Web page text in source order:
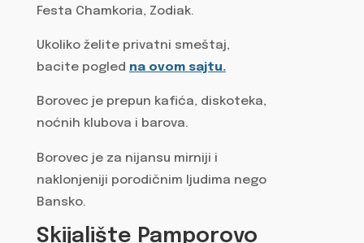
Festa Chamkoria, Zodiak.
Ukoliko želite privatni smeštaj,
bacite pogled na ovom sajtu.
Borovec je prepun kafića, diskoteka,
noćnih klubova i barova.
Borovec je za nijansu mirniji i
naklonjeniji porodičnim ljudima nego
Bansko.
Skijalište Pamporovo